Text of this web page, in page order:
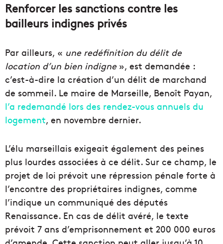
Renforcer les sanctions contre les
bailleurs indignes privés
Par ailleurs, « une redéfinition du délit de
location d’un bien indigne», est demandée :
c’est-à-dire la création d’un délit de marchand
de sommeil. Le maire de Marseille, Benoît Payan,
l’a redemandé lors des rendez-vous annuels du
logement, en novembre dernier.
L’élu marseillais exigeait également des peines
plus lourdes associées à ce délit. Sur ce champ, le
projet de loi prévoit une répression pénale forte à
l’encontre des propriétaires indignes, comme
l’indique un communiqué des députés
Renaissance. En cas de délit avéré, le texte
prévoit 7 ans d’emprisonnement et 200 000 euros